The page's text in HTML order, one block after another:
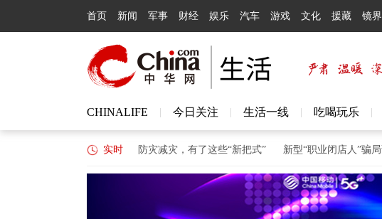
首页 新闻 军事 财经 娱乐 汽车 游戏 文化 援藏 镜界
CHINALIFE 今日关注 生活一线 吃喝玩乐
实时
收购喜马拉雅股权案 防灾减灾，有了这些“新把式” 新型“职业闭店人”骗局调查